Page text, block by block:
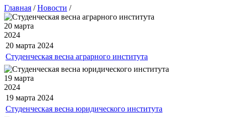
Главная /Новости /
20 марта
2024
20 марта 2024
Студенческая весна аграрного института
19 марта
2024
19 марта 2024
Студенческая весна юридического института